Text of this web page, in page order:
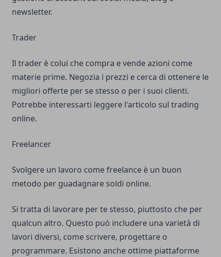
newsletter.
Trader
Il trader è colui che compra e vende azioni come
materie prime. Negozia i prezzi e cerca di ottenere le
migliori offerte per se stesso o per i suoi clienti.
Potrebbe interessarti leggere l'articolo sul trading
online.
Freelancer
Svolgere un lavoro come freelance è un buon
metodo per guadagnare soldi online.
Si tratta di lavorare per te stesso, piuttosto che per
qualcun altro. Questo può includere una varietà di
lavori diversi, come scrivere, progettare o
programmare. Esistono anche ottime piattaforme